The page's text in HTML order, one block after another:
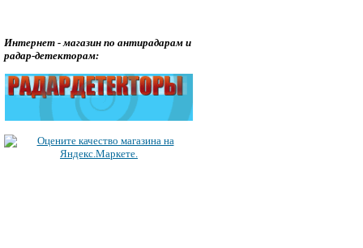
Интернет - магазин по антирадарам и
радар-детекторам: